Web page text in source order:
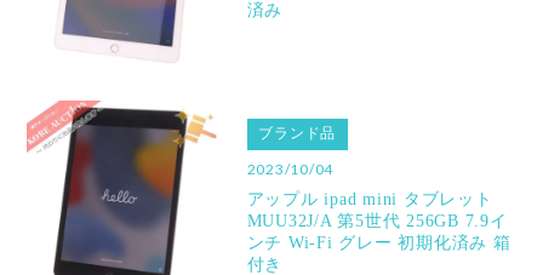
済み
ブランド品
2023/10/04
アップル ipad mini タブレット
MUU32J/A 第5世代 256GB 7.9イ
ンチ Wi-Fi グレー 初期化済み 箱
付き